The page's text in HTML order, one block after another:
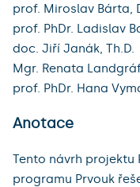
prof. Miroslav Bárta,
prof. PhDr. Ladislav
doc. Jiří Janák, Th.D.
Mgr. Renata
prof. PhDr. Hana
Anotace
Tento návrh projektu
programu Prvouk